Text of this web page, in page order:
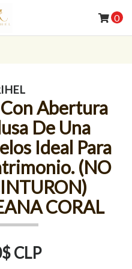
0
Abertura
De Una
Ideal Para
(NO
CORAL
CLP